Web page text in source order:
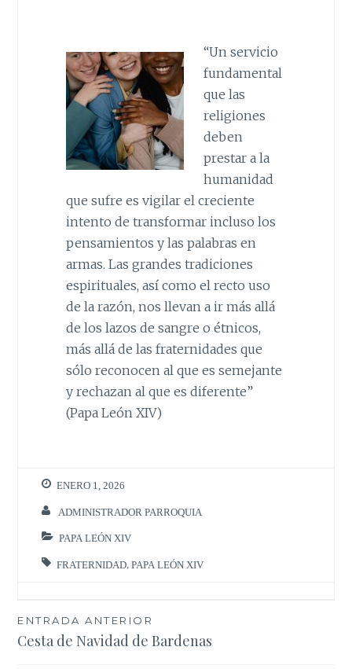
“Un servicio
fundamental
que las
religiones
deben
prestar a la
humanidad
que sufre es vigilar el creciente
intento de transformar incluso los
pensamientos y las palabras en
armas. Las grandes tradiciones
espirituales, así como el recto uso
de la razón, nos llevan a ir más allá
de los lazos de sangre o étnicos,
más allá de las fraternidades que
sólo reconocen al que es semejante
y rechazan al que es diferente”
(Papa León XIV)
ENERO 1, 2026
ADMINISTRADOR PARROQUIA
PAPA LEÓN XIV
FRATERNIDAD ,PAPA LEÓN XIV
Navegación
de
ENTRADA ANTERIOR
Cesta de Navidad de Bardenas